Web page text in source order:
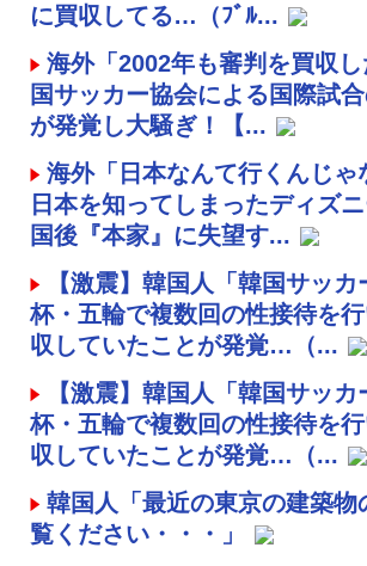
に買収してる…（ﾌﾞﾙ...
海外「2002年も審判を買収
国サッカー協会による国際試
が発覚し大騒ぎ！【...
海外「日本なんて行くんじゃ
日本を知ってしまったディズ
国後『本家』に失望す...
【激震】韓国人「韓国サッ
杯・五輪で複数回の性接待を
収していたことが発覚…（...
【激震】韓国人「韓国サッ
杯・五輪で複数回の性接待を
収していたことが発覚…（...
韓国人「最近の東京の建築物
覧ください・・・」